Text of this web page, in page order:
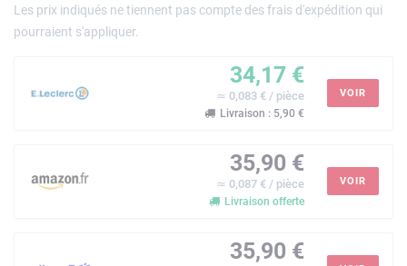
Les prix indiqués ne tiennent pas compte des frais d'expédition qui
pourraient s'appliquer.
34,17 €
≃ 0,083 € / pièce
Livraison : 5,90 €
VOIR
35,90 €
≃ 0,087 € / pièce
Livraison offerte
VOIR
35,90 €